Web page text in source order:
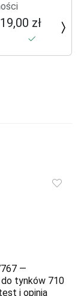
zł
—
tynków 710
i opinia